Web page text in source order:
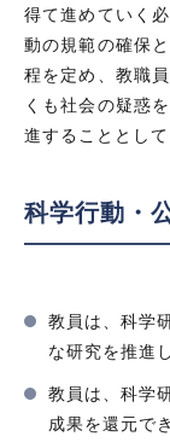
得て進めていく
動の規範の確保
程を定め、教職
くも社会の疑惑
進することとして
科学行動・
教員は、科学
な研究を推進
教員は、科学
成果を還元で